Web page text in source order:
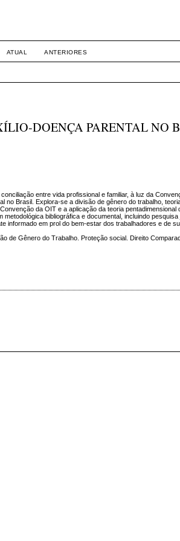
ATUAL ANTERIORES
DOENÇA PARENTAL NO
entre vida profissional e familiar, à luz da
no Brasil. Explora-se a divisão de gênero do trabalho,
da OIT e a aplicação da teoria pentadimensional
bibliográfica e documental, incluindo
informado em prol do bem-estar dos trabalhadores e de
de Gênero do Trabalho. Proteção social. Direito